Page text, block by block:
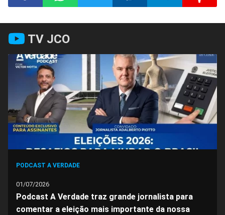
Compartilhar
no
Facebook
no
Whatsapp
no
Twitter
no
Messenger
no
Telegram
no
Gettr
TV JCO
PODCAST A VERDADE
01/07/2026
Podcast A Verdade traz grande jornalista para
comentar a eleição mais importante da nossa